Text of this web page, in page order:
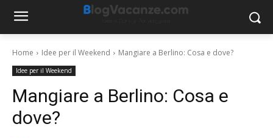
Home Idee per il Weekend Mangiare a Berlino: Cosa e dove?
Idee per il Weekend
Mangiare a Berlino: Cosa e
dove?